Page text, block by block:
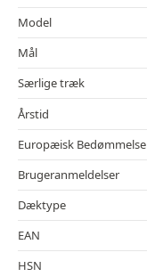
Model
Mål
Særlige træk
Årstid
Europæisk Bedømmelse
Brugeranmeldelser
Dæktype
EAN
HSN